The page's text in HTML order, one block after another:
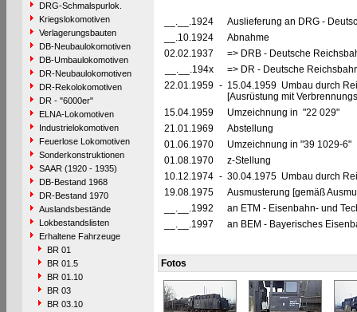
DRG-Schmalspurlok.
Kriegslokomotiven
Verlagerungsbauten
DB-Neubaulokomotiven
DB-Umbaulokomotiven
DR-Neubaulokomotiven
DR-Rekolokomotiven
DR - "6000er"
ELNA-Lokomotiven
Industrielokomotiven
Feuerlose Lokomotiven
Sonderkonstruktionen
SAAR (1920 - 1935)
DB-Bestand 1968
DR-Bestand 1970
Auslandsbestände
Lokbestandslisten
Erhaltene Fahrzeuge
BR 01
BR 01.5
BR 01.10
BR 03
BR 03.10
__.__.1924
Auslieferung an DRG -
__.10.1924
Abnahme
02.02.1937
=> DRB - Deutsche
__.__.194x
=> DR - Deutsche
22.01.1959 - 15.04.1959 Umbau durch
[Ausrüstung mit
15.04.1959
Umzeichnung in "22 029"
21.01.1969
Abstellung
01.06.1970
Umzeichnung in "39 1029-6"
01.08.1970
z-Stellung
10.12.1974 - 30.04.1975 Umbau durch
19.08.1975
Ausmusterung [gemäß
__.__.1992
an ETM - Eisenbahn- und
__.__.1997
an BEM - Bayerisches
Fotos